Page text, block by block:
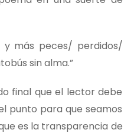
y más peces/ perdidos/
sin alma.”
final que el lector debe
punto para que seamos
es la transparencia de